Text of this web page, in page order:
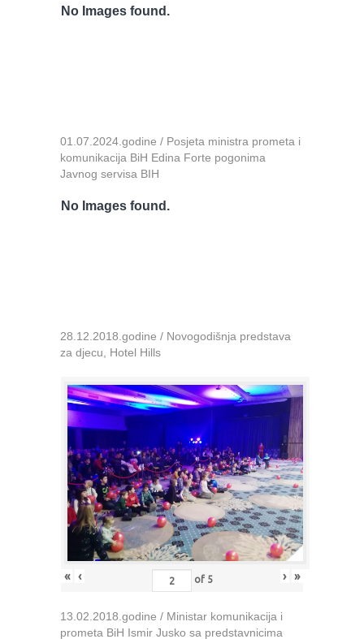
No Images found.
01.07.2024.godine / Posjeta ministra prometa i
komunikacija BiH Edina Forte pogonima
Javnog servisa BIH
No Images found.
28.12.2018.godine / Novogodišnja predstava
za djecu, Hotel Hills
« ‹ of 5 › »
13.02.2018.godine / Ministar komunikacija i
prometa BiH Ismir Jusko sa predstavnicima